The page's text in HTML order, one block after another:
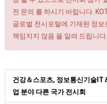
전 문의 를 하시기 바랍니다.
글로벌 전시포털에 기재된 정
책임지지 않음 을 알려 드립니다.
건강＆스포츠, 정보통신기술IT
업 분야 다른 국가 전시회